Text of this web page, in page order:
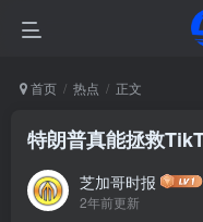
首页 热点 正文
特朗普真能拯救
芝加哥时报
2年前更新